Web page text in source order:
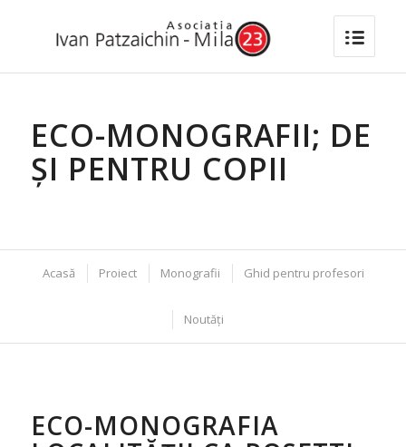
ECO-MONOGRAFII; DE
ȘI PENTRU COPII
Acasă Proiect Monografii Ghid pentru profesori
Noutăți
ECO-MONOGRAFIA